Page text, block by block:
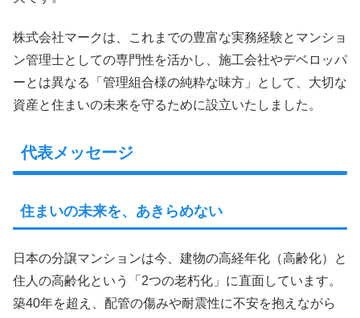
株式会社マークは、これまでの豊富な実務経験とマンショ
ン管理士としての専門性を活かし、施工会社やデベロッパ
ーとは異なる「管理組合様の純粋な味方」として、大切な
資産と住まいの未来を守るために設立いたしました。
代表メッセージ
住まいの未来を、あきらめない
日本の分譲マンションは今、建物の高経年化（高齢化）と
住人の高齢化という「2つの老朽化」に直面しています。
築40年を超え、配管の傷みや耐震性に不安を抱えながら